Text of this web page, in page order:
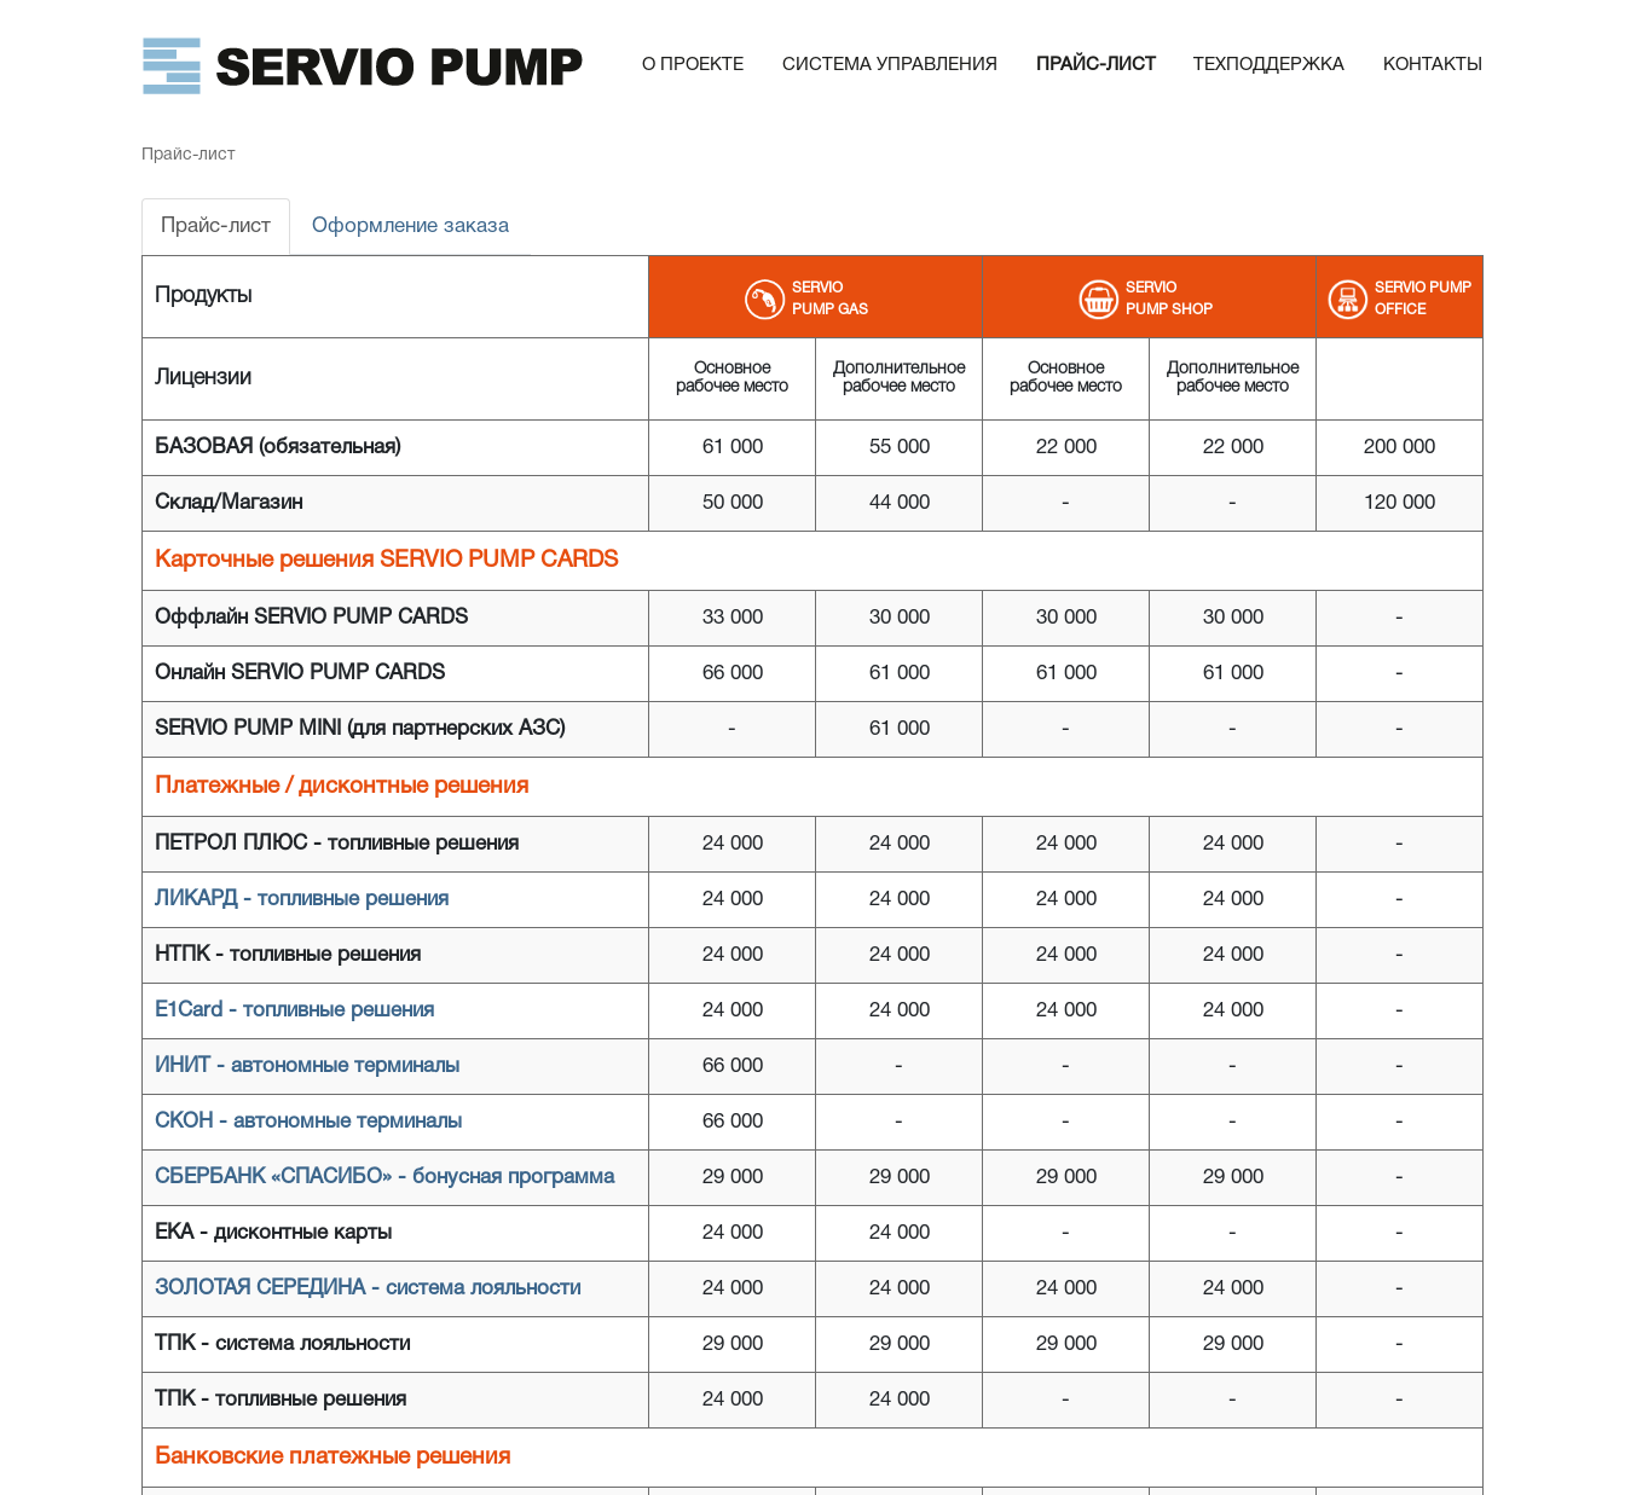
О ПРОЕКТЕ СИСТЕМА УПРАВЛЕНИЯ ПРАЙС-ЛИСТ ТЕХПОДДЕРЖКА КОНТАКТЫ
Прайс-лист
Прайс-лист Оформление заказа
Продукты
SERVIO
PUMP GAS
SERVIO
PUMP SHOP
SERVIO PUMP
OFFICE
Лицензии
Основное
рабочее место
Дополнительное
рабочее место
Основное
рабочее место
Дополнительное
рабочее место
БАЗОВАЯ (обязательная) 61 000 55 000 22 000 22 000 200 000
Склад/Магазин 50 000 44 000 - - 120 000
Карточные решения SERVIO PUMP CARDS
Оффлайн SERVIO PUMP CARDS 33 000 30 000 30 000 30 000 -
Онлайн SERVIO PUMP CARDS 66 000 61 000 61 000 61 000 -
SERVIO PUMP MINI (для партнерских АЗС) - 61 000 - - -
Платежные / дисконтные решения
ПЕТРОЛ ПЛЮС - топливные решения 24 000 24 000 24 000 24 000 -
ЛИКАРД - топливные решения 24 000 24 000 24 000 24 000 -
НТПК - топливные решения 24 000 24 000 24 000 24 000 -
E1Card - топливные решения 24 000 24 000 24 000 24 000 -
ИНИТ - автономные терминалы 66 000 - - - -
СКОН - автономные терминалы 66 000 - - - -
СБЕРБАНК «СПАСИБО» - бонусная программа 29 000 29 000 29 000 29 000 -
ЕКА - дисконтные карты 24 000 24 000 - - -
ЗОЛОТАЯ СЕРЕДИНА - система лояльности 24 000 24 000 24 000 24 000 -
ТПК - система лояльности 29 000 29 000 29 000 29 000 -
ТПК - топливные решения 24 000 24 000 - - -
Банковские платежные решения